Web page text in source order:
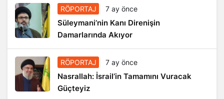
RÖPORTAJ 7 ay önce
Süleymani’nin Kanı Direnişin
Damarlarında Akıyor
RÖPORTAJ 7 ay önce
Nasrallah: İsrail’in Tamamını Vuracak
Güçteyiz